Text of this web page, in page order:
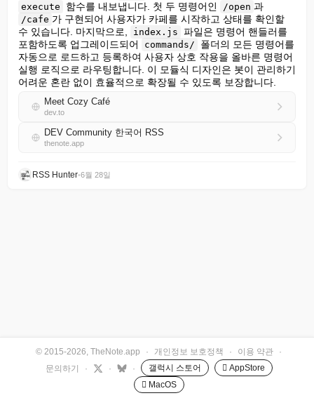
execute 함수를 내보냅니다. 첫 두 명령어인 /open
/cafe 가 구현되어 사용자가 카페를 시작하고 상태를 확인할
수 있습니다. 마지막으로,
index.js 파일은 명령어 핸들러를
포함하도록 업그레이드되어
commands/
폴더의 모든 명령어를
자동으로 로드하고 등록하여 사용자 상호 작용을 올바른 명령어
실행 로직으로 라우팅합니다. 이 모듈식 디자인은 봇이 관리하기
어려운 혼란 없이 효율적으로 확장될 수 있도록 보장합니다.
Meet Cozy Café
dev.to
DEV Community 한국어 RSS
thenote.app
RSS Hunter•6월 28일
© 2015-2026, TheNote.app · 개인정보 보호정책 · 이용 약관
·
문의하기
· · · 갤럭시 스토어
 AppStore
 MacOS